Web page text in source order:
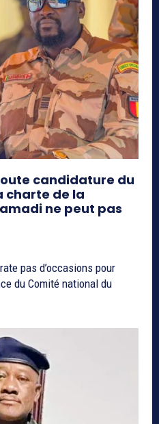
candidature du
charte de la
ne peut pas
pas d’occasions pour
du Comité national du